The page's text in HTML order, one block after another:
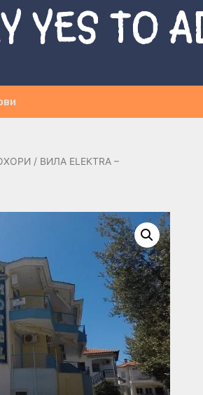
YES TO
/ ВИЛА ELEKTRA –